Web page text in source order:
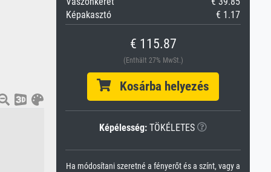
Képakasztó
€ 1.17
€ 115.87
(Enthält 27% MwSt.)
Kosárba helyezés
Képélesség: TÖKÉLETES
Ha módosítani szeretné a fényerőt és a színt, vagy a